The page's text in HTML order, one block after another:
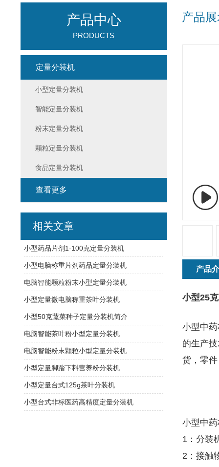
产品
产品
小型25
小型中
的生产
货，零
小型中
1：分装
2：接触
产品中心
PRODUCTS
定量分装机
小型定量分装机
智能定量分装机
粉末定量分装机
颗粒定量分装机
食品定量分装机
查看更多
相关文章
小型药品片剂1-100克定量分装机
小型电脑称重片剂药品定量分装机
电脑智能颗粒粉末小型定量分装机
小型定量微电脑称重茶叶分装机
小型50克蔬菜种子定量分装机简介
电脑智能茶叶粉小型定量分装机
电脑智能粉末颗粒小型定量分装机
小型定量脚踏下料营养粉分装机
小型定量台式125g茶叶分装机
小型台式非标医药高精度定量分装机